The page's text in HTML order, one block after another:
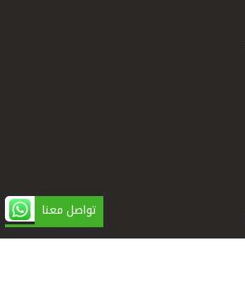
تواصل معنا